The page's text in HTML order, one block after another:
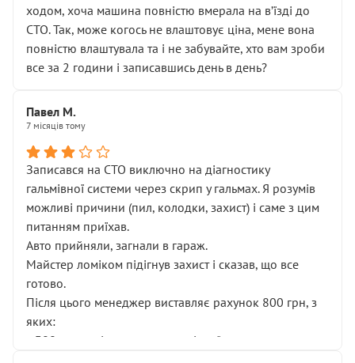
ходом, хоча машина повністю вмерала на вʼїзді до
СТО. Так, може когось не влаштовує ціна, мене вона
повністю влаштувала та і не забувайте, хто вам зроби
все за 2 години і записавшись день в день?
Павел М.
7 місяців тому
Записався на СТО виключно на діагностику
гальмівної системи через скрип у гальмах. Я розумів
можливі причини (пил, колодки, захист) і саме з цим
питанням приїхав.
Авто прийняли, загнали в гараж.
Майстер ломіком підігнув захист і сказав, що все
готово.
Після цього менеджер виставляє рахунок 800 грн, з
яких:
• 300 грн — діагностика гальмівної системи